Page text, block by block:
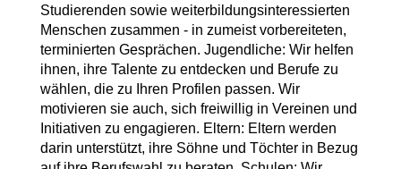
Studierenden sowie weiterbildungsinteressierten
Menschen zusammen - in zumeist vorbereiteten,
terminierten Gesprächen. Jugendliche: Wir helfen
ihnen, ihre Talente zu entdecken und Berufe zu
wählen, die zu Ihren Profilen passen. Wir
motivieren sie auch, sich freiwillig in Vereinen und
Initiativen zu engagieren. Eltern: Eltern werden
darin unterstützt, ihre Söhne und Töchter in Bezug